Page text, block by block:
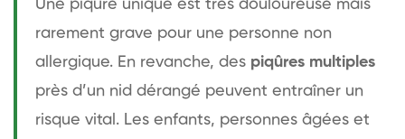
Une piqûre unique est très douloureuse mais
rarement grave pour une personne non
allergique. En revanche, des piqûres multiples
près d’un nid dérangé peuvent entraîner un
risque vital. Les enfants, personnes âgées et